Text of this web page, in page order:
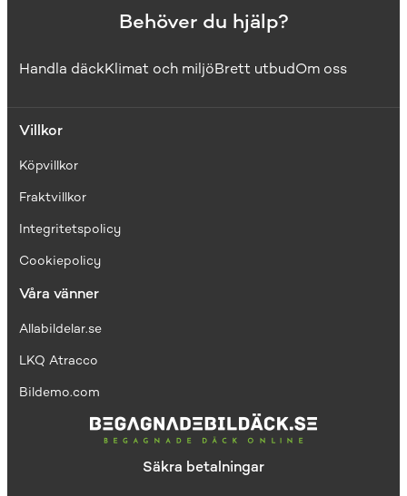
Behöver du hjälp?
Handla däckKlimat och miljöBrett utbudOm oss
Villkor
Köpvillkor
Fraktvillkor
Integritetspolicy
Cookiepolicy
Våra vänner
Allabildelar.se
LKQ Atracco
Bildemo.com
Säkra betalningar